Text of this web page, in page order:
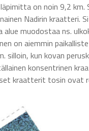
on noin 9,2
Nadirin
muodostaa ns.
on aiemmin
kun kovan
konsentrinen
kraatterit tosin ovat